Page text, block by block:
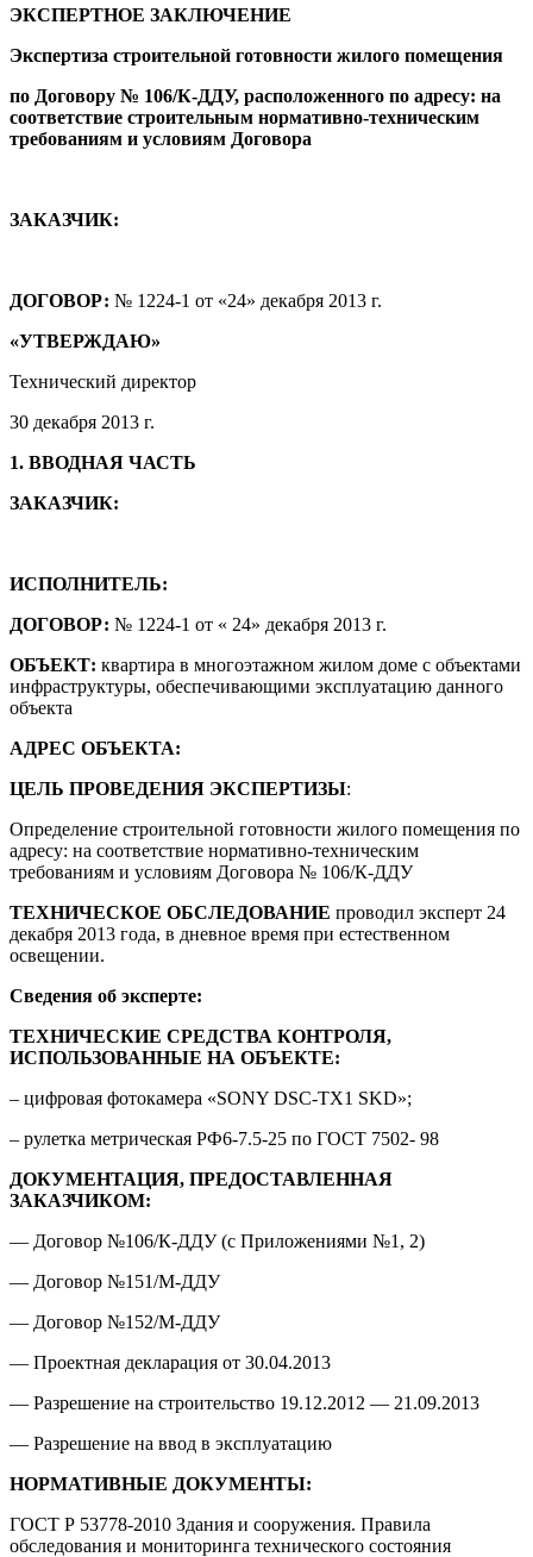
ЭКСПЕРТНОЕ ЗАКЛЮЧЕНИЕ
Экспертиза строительной готовности жилого помещения
по Договору № 106/К-ДДУ, расположенного по адресу: на
соответствие строительным нормативно-техническим
требованиям и условиям Договора
ЗАКАЗЧИК:
ДОГОВОР: № 1224-1 от «24» декабря 2013 г.
«УТВЕРЖДАЮ»
Технический директор
30 декабря 2013 г.
1. ВВОДНАЯ ЧАСТЬ
ЗАКАЗЧИК:
ИСПОЛНИТЕЛЬ:
ДОГОВОР: № 1224-1 от « 24» декабря 2013 г.
ОБЪЕКТ: квартира в многоэтажном жилом доме с объектами
инфраструктуры, обеспечивающими эксплуатацию данного
объекта
АДРЕС ОБЪЕКТА:
ЦЕЛЬ ПРОВЕДЕНИЯ ЭКСПЕРТИЗЫ:
Определение строительной готовности жилого помещения по
адресу: на соответствие нормативно-техническим
требованиям и условиям Договора № 106/К-ДДУ
ТЕХНИЧЕСКОЕ ОБСЛЕДОВАНИЕ проводил эксперт 24
декабря 2013 года, в дневное время при естественном
освещении.
Сведения об эксперте:
ТЕХНИЧЕСКИЕ СРЕДСТВА КОНТРОЛЯ,
ИСПОЛЬЗОВАННЫЕ НА ОБЪЕКТЕ:
– цифровая фотокамера «SONY DSC-TX1 SKD»;
– рулетка метрическая РФ6-7.5-25 по ГОСТ 7502- 98
ДОКУМЕНТАЦИЯ, ПРЕДОСТАВЛЕННАЯ
ЗАКАЗЧИКОМ:
— Договор №106/К-ДДУ (с Приложениями №1, 2)
— Договор №151/М-ДДУ
— Договор №152/М-ДДУ
— Проектная декларация от 30.04.2013
— Разрешение на строительство 19.12.2012 — 21.09.2013
— Разрешение на ввод в эксплуатацию
НОРМАТИВНЫЕ ДОКУМЕНТЫ:
ГОСТ Р 53778-2010 Здания и сооружения. Правила
обследования и мониторинга технического состояния